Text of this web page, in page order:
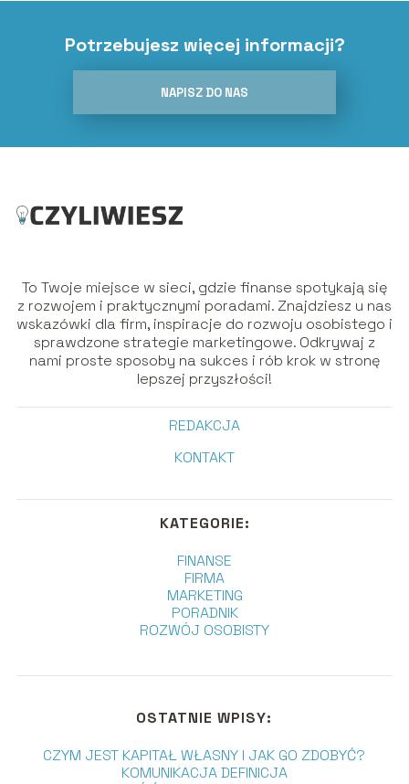
Potrzebujesz więcej informacji?
NAPISZ DO NAS
To Twoje miejsce w sieci, gdzie finanse spotykają się
z rozwojem i praktycznymi poradami. Znajdziesz u nas
wskazówki dla firm, inspiracje do rozwoju osobistego i
sprawdzone strategie marketingowe. Odkrywaj z
nami proste sposoby na sukces i rób krok w stronę
lepszej przyszłości!
REDAKCJA
KONTAKT
KATEGORIE:
FINANSE
FIRMA
MARKETING
PORADNIK
ROZWÓJ OSOBISTY
OSTATNIE WPISY:
CZYM JEST KAPITAŁ WŁASNY I JAK GO ZDOBYĆ?
KOMUNIKACJA DEFINICJA